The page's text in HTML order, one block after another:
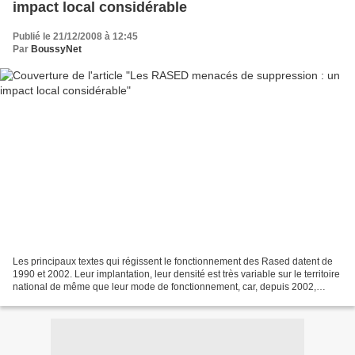
impact local considérable
Publié le 21/12/2008 à 12:45
Par BoussyNet
Les principaux textes qui régissent le fonctionnement des Rased datent de
1990 et 2002. Leur implantation, leur densité est très variable sur le territoire
national de même que leur mode de fonctionnement, car, depuis 2002,